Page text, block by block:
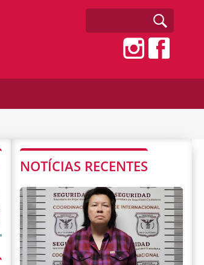
NOTÍCIAS RECENTES